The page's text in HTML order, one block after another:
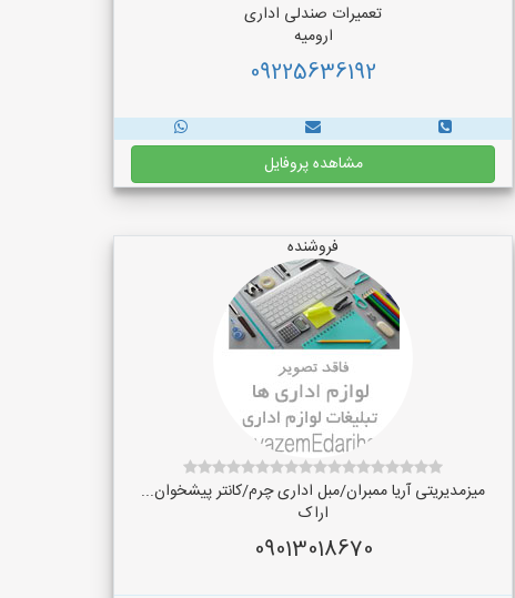
تعمیرات صندلی اداری
ارومیه
09225636192
مشاهده پروفایل
فروشنده
میزمدیریتی آریا ممبران/مبل اداری چرم/کانتر پیشخوان...
اراک
09013018670